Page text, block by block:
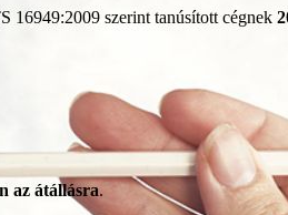
16949:2009 szerint tanúsított cégnek
az átállásra.